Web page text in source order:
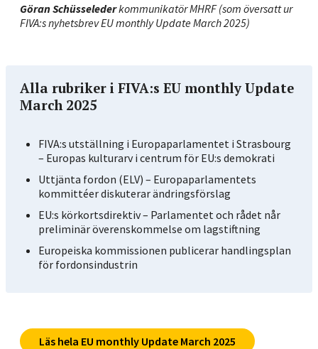
Göran Schüsselederkommunikatör MHRF (som översatt ur
FIVA:s nyhetsbrev EU monthly Update March 2025)
Alla rubriker i FIVA:s EU monthly Update
March 2025
FIVA:s utställning i Europaparlamentet i Strasbourg
– Europas kulturarv i centrum för EU:s demokrati
Uttjänta fordon (ELV) – Europaparlamentets
kommittéer diskuterar ändringsförslag
EU:s körkortsdirektiv – Parlamentet och rådet når
preliminär överenskommelse om lagstiftning
Europeiska kommissionen publicerar handlingsplan
för fordonsindustrin
Läs hela EU monthly Update March 2025